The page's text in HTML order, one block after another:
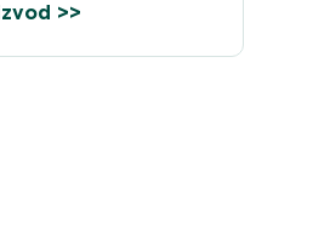
>>